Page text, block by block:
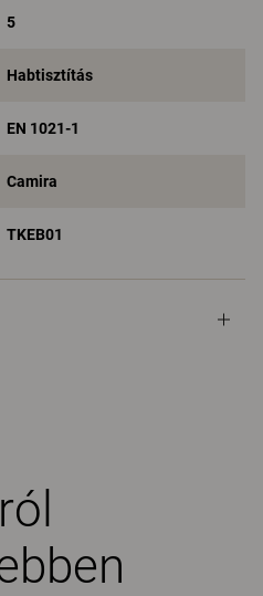
5
Habtisztítás
EN 1021-1
Camira
TKEB01